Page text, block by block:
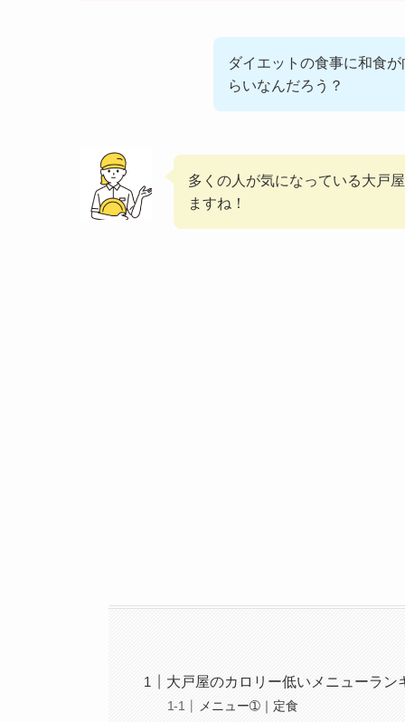
ダイエットの食事に和食
らいなんだろう？
多くの人が気になっている大戸
ますね！
大戸屋のカロリー低いメニューラン
メニュー➀｜定食